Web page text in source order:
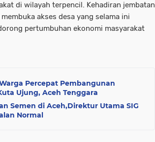
di wilayah terpencil. Kehadiran jembatan
akses desa yang selama ini
pertumbuhan ekonomi masyarakat
Percepat Pembangunan
Ujung, Aceh Tenggara
Semen di Aceh,Direktur Utama SIG
Normal